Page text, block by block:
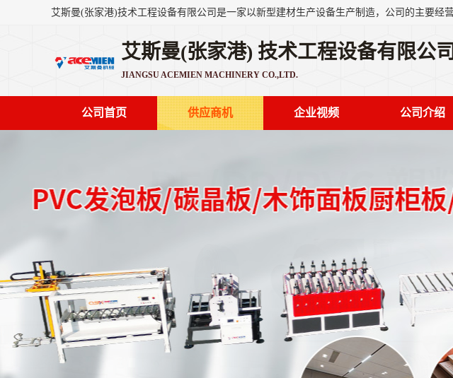
艾斯曼(张家港) 技术工程设备有限公司
JIANGSU ACEMIEN MACHINERY CO.,LTD.
公司首页 供应商机 企业视频 公司介绍